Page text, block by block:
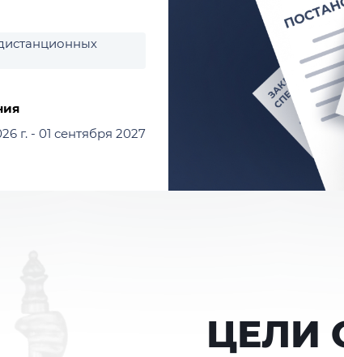
г. - 01 сентября 2027
ЦЕЛИ
Я соглашаюсь на обработку персональных